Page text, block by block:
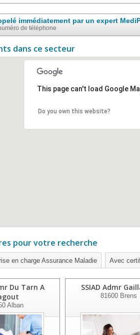
immédiatement par un expert
de téléphone
dans ce secteur
This page can't load Google
Do you own this website?
pour votre recherche
en charge Assurance Maladie Avec
Du Tarn A
Alban
SSIAD Admr
81600 Brens